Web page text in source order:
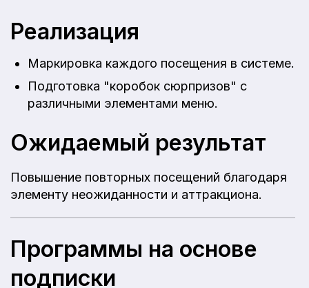
Реализация
Маркировка каждого посещения в системе.
Подготовка "коробок сюрпризов" с
различными элементами меню.
Ожидаемый результат
Повышение повторных посещений благодаря
элементу неожиданности и аттракциона.
Программы на основе
подписки